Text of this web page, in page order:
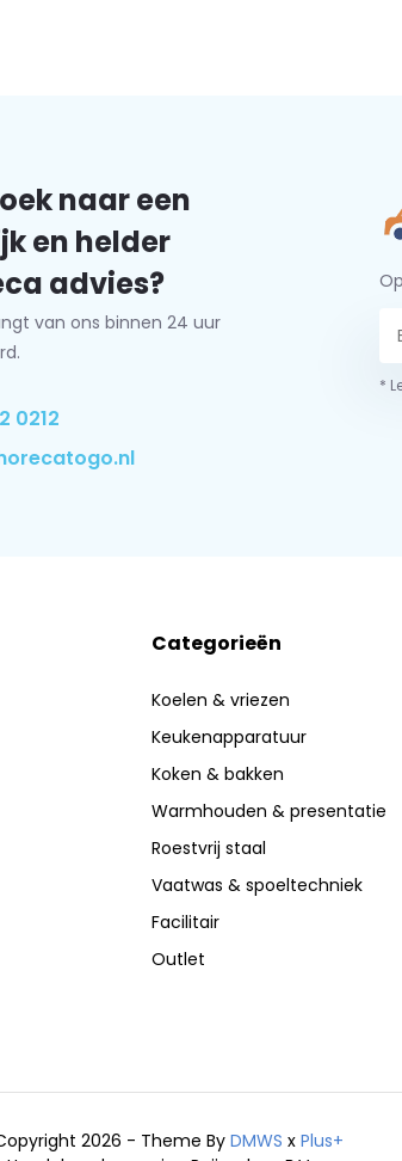
naar een
en helder
advies?
van ons binnen 24 uur
0212
*
Categorieën
Koelen & vriezen
Keukenapparatuur
Koken & bakken
Warmhouden & presentatie
Roestvrij staal
Vaatwas & spoeltechniek
Facilitair
Outlet
2026 - Theme ByDMWS xPlus+